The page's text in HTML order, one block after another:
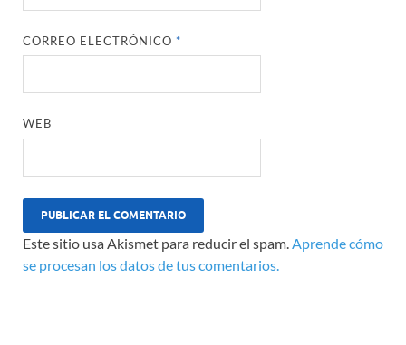
CORREO ELECTRÓNICO*
WEB
Este sitio usa Akismet para reducir el spam. Aprende cómo
se procesan los datos de tus comentarios.